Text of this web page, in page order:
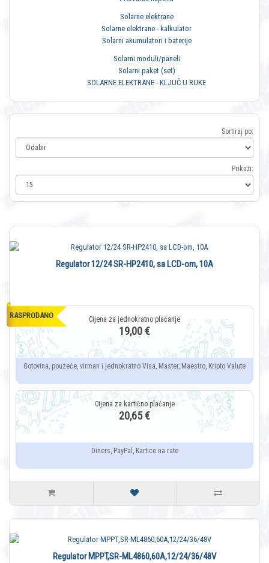
Solarne elektrane
Solarne elektrane - kalkulator
Solarni akumulatori i baterije
Solarni moduli/paneli
Solarni paket (set)
SOLARNE ELEKTRANE - KLJUČ U RUKE
Sortiraj po:
Prikaži:
RASPRODANO
Regulator 12/24 SR-HP2410, sa LCD-om, 10A
19,00 €
Gotovina, pouzeće, virman i jednokratno Visa, Master, Maestro, Kripto Valute
20,65 €
Diners, PayPal, Kartice na rate
Regulator MPPT,SR-ML4860,60A,12/24/36/48V